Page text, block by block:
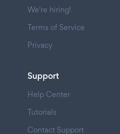
We're hiring!
Terms of Service
Privacy
Support
Help Center
Tutorials
Contact Support